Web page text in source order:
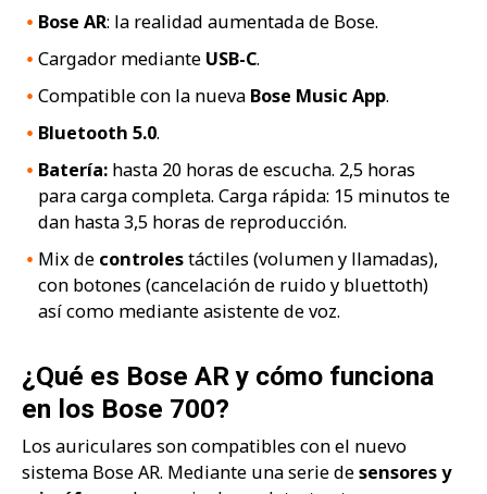
Bose AR: la realidad aumentada de Bose.
Cargador mediante USB-C.
Compatible con la nueva Bose Music App.
Bluetooth 5.0.
Batería: hasta 20 horas de escucha. 2,5 horas
para carga completa. Carga rápida: 15 minutos te
dan hasta 3,5 horas de reproducción.
Mix de controlestáctiles (volumen y llamadas),
con botones (cancelación de ruido y bluettoth)
así como mediante asistente de voz.
¿Qué es Bose AR y cómo funciona
en los Bose 700?
Los auriculares son compatibles con el nuevo
sistema Bose AR. Mediante una serie desensores y